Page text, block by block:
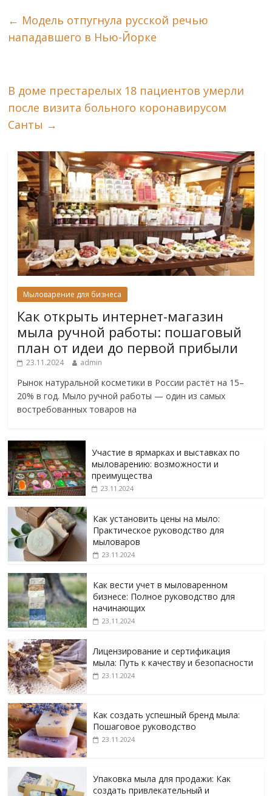
← Модель отпугнула русской речью
нападавшего в Нью-Йорке
В доме престарелых 18 пациентов умерли
после визита больного коронавирусом
Санты →
Мыловарение для бизнеса
Как открыть интернет-магазин
мыла ручной работы: пошаговый
план от идеи до первой прибыли
23.11.2024 admin
Рынок натуральной косметики в России растёт на 15–
20% в год. Мыло ручной работы — один из самых
востребованных товаров на
Участие в ярмарках и выставках по
мыловарению: возможности и
преимущества
23.11.2024
Как установить цены на мыло:
Практическое руководство для
мыловаров
23.11.2024
Как вести учет в мыловаренном
бизнесе: Полное руководство для
начинающих
23.11.2024
Лицензирование и сертификация
мыла: Путь к качеству и безопасности
23.11.2024
Как создать успешный бренд мыла:
Пошаговое руководство
23.11.2024
Упаковка мыла для продажи: Как
создать привлекательный и